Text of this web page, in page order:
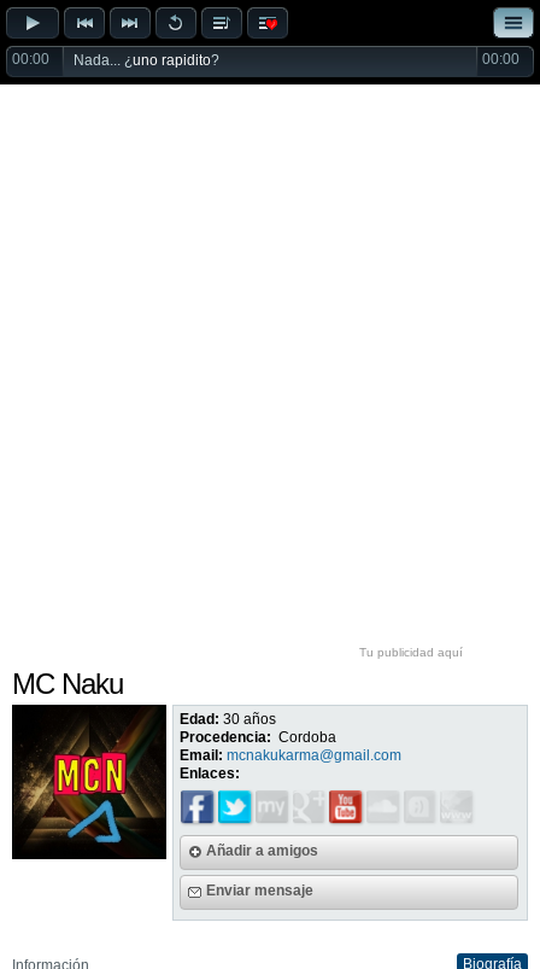
00:00 Nada... ¿uno rapidito? 00:00
Tu publicidad aquí
MC Naku
Edad: 30 años
Procedencia: Cordoba
Email: mcnakukarma@gmail.com
Enlaces:
Añadir a amigos
Enviar mensaje
Información
Biografía